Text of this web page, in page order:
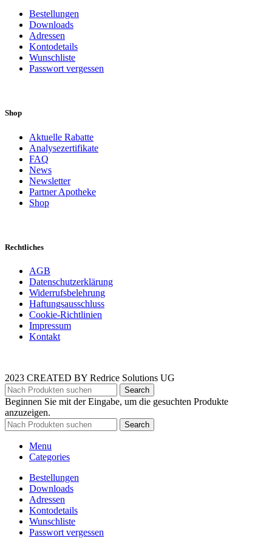
Bestellungen
Downloads
Adressen
Kontodetails
Wunschliste
Passwort vergessen
Shop
Aktuelle Rabatte
Analysezertifikate
FAQ
News
Newsletter
Partner Apotheke
Shop
Rechtliches
AGB
Datenschutzerklärung
Widerrufsbelehrung
Haftungsausschluss
Cookie-Richtlinien
Impressum
Kontakt
2023 CREATED BY Redrice Solutions UG
Search
Beginnen Sie mit der Eingabe, um die gesuchten Produkte
anzuzeigen.
Search
Menu
Categories
Bestellungen
Downloads
Adressen
Kontodetails
Wunschliste
Passwort vergessen